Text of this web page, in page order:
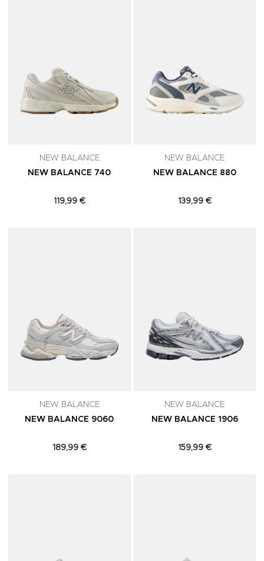
NEW BALANCE
NEW BALANCE 740
119,99 €
NEW BALANCE
NEW BALANCE 880
139,99 €
NEW BALANCE
NEW BALANCE 9060
189,99 €
NEW BALANCE
NEW BALANCE 1906
159,99 €